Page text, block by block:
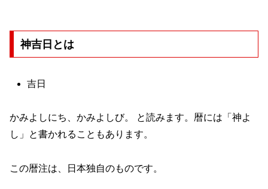
神吉日とは
吉日
かみよしにち、かみよしび。 と読みます。暦には「神よ
し」と書かれることもあります。
この暦注は、日本独自のものです。